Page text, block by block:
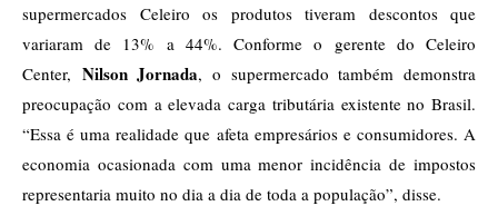
supermercados Celeiro os produtos tiveram descontos que
variaram de 13% a 44%. Conforme o gerente do Celeiro
Center, Nilson Jornada, o supermercado também demonstra
preocupação com a elevada carga tributária existente no Brasil.
“Essa é uma realidade que afeta empresários e consumidores. A
economia ocasionada com uma menor incidência de impostos
representaria muito no dia a dia de toda a população”, disse.